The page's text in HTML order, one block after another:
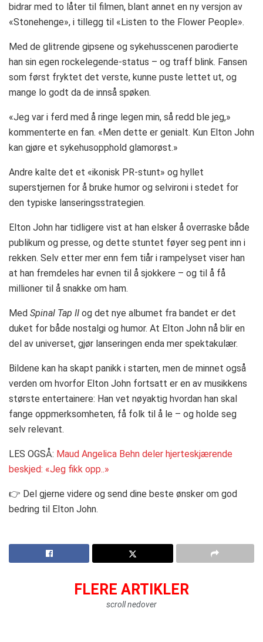
bidrar med to låter til filmen, blant annet en ny versjon av
«Stonehenge», i tillegg til «Listen to the Flower People».
Med de glitrende gipsene og sykehusscenen parodierte
han sin egen rockelegende-status – og traff blink. Fansen
som først fryktet det verste, kunne puste lettet ut, og
mange lo godt da de innså spøken.
«Jeg var i ferd med å ringe legen min, så redd ble jeg,»
kommenterte en fan. «Men dette er genialt. Kun Elton John
kan gjøre et sykehusopphold glamorøst.»
Andre kalte det et «ikonisk PR-stunt» og hyllet
superstjernen for å bruke humor og selvironi i stedet for
den typiske lanseringsstrategien.
Elton John har tidligere vist at han elsker å overraske både
publikum og presse, og dette stuntet føyer seg pent inn i
rekken. Selv etter mer enn fem tiår i rampelyset viser han
at han fremdeles har evnen til å sjokkere – og til å få
millioner til å snakke om ham.
Med Spinal Tap II og det nye albumet fra bandet er det
duket for både nostalgi og humor. At Elton John nå blir en
del av universet, gjør lanseringen enda mer spektakulær.
Bildene kan ha skapt panikk i starten, men de minnet også
verden om hvorfor Elton John fortsatt er en av musikkens
største entertainere: Han vet nøyaktig hvordan han skal
fange oppmerksomheten, få folk til å le – og holde seg
selv relevant.
LES OGSÅ: Maud Angelica Behn deler hjerteskjærende
beskjed: «Jeg fikk opp..»
👉 Del gjerne videre og send dine beste ønsker om god
bedring til Elton John.
FLERE ARTIKLER
scroll nedover